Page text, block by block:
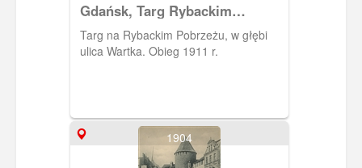
Gdańsk, Targ Rybackim
Pobrzeżu, Fishmarkt
Targ na Rybackim Pobrzeżu, w głębi
ulica Wartka. Obieg 1911 r.
1904